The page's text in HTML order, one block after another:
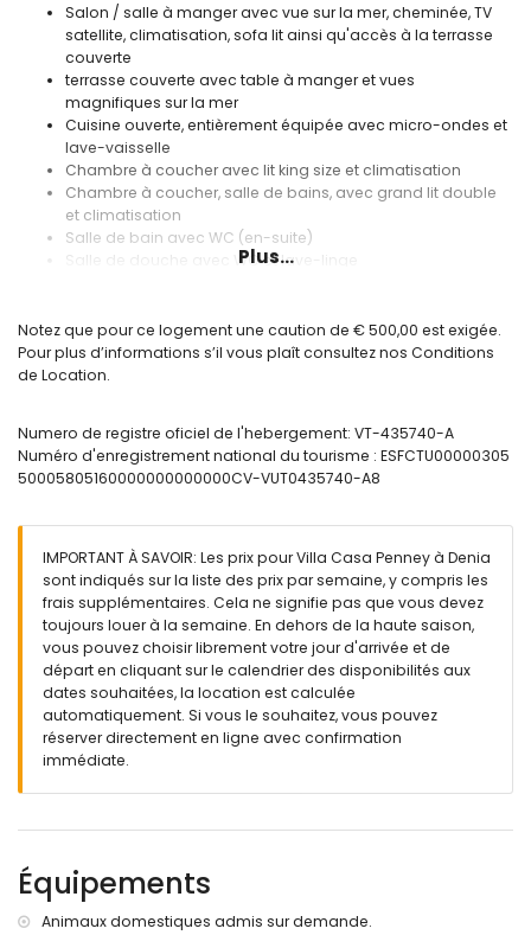
Salon / salle à manger avec vue sur la mer, cheminée, TV
satellite, climatisation, sofa lit ainsi qu'accès à la terrasse
couverte
terrasse couverte avec table à manger et vues
magnifiques sur la mer
Cuisine ouverte, entièrement équipée avec micro-ondes et
lave-vaisselle
Chambre à coucher avec lit king size et climatisation
Chambre à coucher, salle de bains, avec grand lit double
et climatisation
Salle de bain avec WC (en-suite)
Salle de douche avec WC et lave-linge
Terrasse avec piscine privée
Douche extérieure avec eau chaude
Plusieurs terrasses, partiellement couvertes
Parking fermé pour une voiture
Terrain totalement clôturé
machine à laver
Fer et planche à repasser
canapé lit
possibilité d'utiliser une autre chambre en rez de chaussé
dans un appartement séparé (sur demande)
Plus...
Notez que pour ce logement une caution de € 500,00 est exigée.
Pour plus d’informations s’il vous plaît consultez nos Conditions
de Location.
Numero de registre oficiel de l'hebergement: VT-435740-A
Numéro d'enregistrement national du tourisme : ESFCTU00000305
50005805160000000000000CV-VUT0435740-A8
IMPORTANT À SAVOIR: Les prix pour Villa Casa Penney à Denia
sont indiqués sur la liste des prix par semaine, y compris les
frais supplémentaires. Cela ne signifie pas que vous devez
toujours louer à la semaine. En dehors de la haute saison,
vous pouvez choisir librement votre jour d'arrivée et de
départ en cliquant sur le calendrier des disponibilités aux
dates souhaitées, la location est calculée
automatiquement. Si vous le souhaitez, vous pouvez
réserver directement en ligne avec confirmation
immédiate.
Équipements
Animaux domestiques admis sur demande.